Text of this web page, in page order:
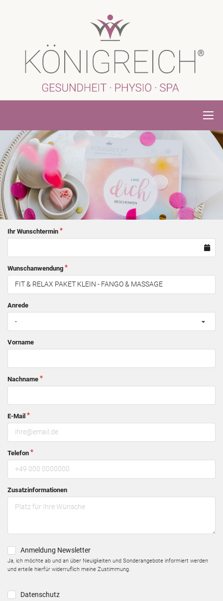
Ihr Wunschtermin
Wunschanwendung
Anrede
-
Vorname
Nachname
E-Mail
Telefon
Zusatzinformationen
Anmeldung Newsletter
Ja, ich möchte ab und an über Neuigkeiten und Sonderangebote informiert werden
und erteile hierfür widerruflich meine Zustimmung.
Datenschutz